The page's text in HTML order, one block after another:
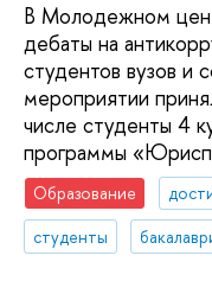
В Молодежном
дебаты на
студентов вузов и
мероприятии
числе студенты 4
программы
Образование
студенты